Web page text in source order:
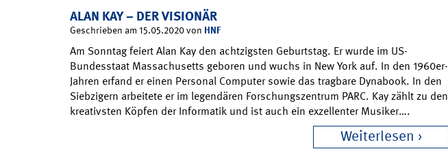
ALAN KAY – DER VISIONÄR
Geschrieben am 15.05.2020 von HNF
Am Sonntag feiert Alan Kay den achtzigsten Geburtstag. Er wurde im US-
Bundesstaat Massachusetts geboren und wuchs in New York auf. In den 1960er-
Jahren erfand er einen Personal Computer sowie das tragbare Dynabook. In den
Siebzigern arbeitete er im legendären Forschungszentrum PARC. Kay zählt zu den
kreativsten Köpfen der Informatik und ist auch ein exzellenter Musiker….
Weiterlesen